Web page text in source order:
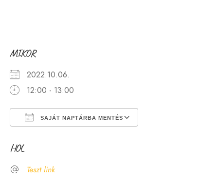
MIKOR
2022.10.06.
12:00 - 13:00
SAJÁT NAPTÁRBA MENTÉS
HOL
Teszt link